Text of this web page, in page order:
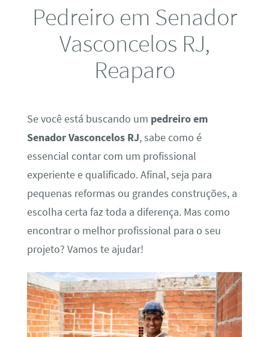
Pedreiro em Senador
Vasconcelos RJ,
Reaparo
Se você está buscando um pedreiro em
Senador Vasconcelos RJ, sabe como é
essencial contar com um profissional
experiente e qualificado. Afinal, seja para
pequenas reformas ou grandes construções, a
escolha certa faz toda a diferença. Mas como
encontrar o melhor profissional para o seu
projeto? Vamos te ajudar!